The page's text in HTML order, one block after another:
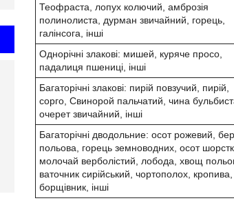
Теофраста, лопух колючий, амброзія
полинолиста, дурман звичайний, горець,
галінсога, інші
Однорічні злакові: мишей, куряче просо,
падалиця пшениці, інші
Багаторічні злакові: пирій повзучий, пирій,
сорго, Свинорой пальчатий, чина
очерет звичайний, інші
Багаторічні дводольние: осот рожевий,
польова, горець земноводних, осот
молочай верболістий, лобода, хвощ
ваточник сирійський, чортополох, кропива,
борщівник, інші